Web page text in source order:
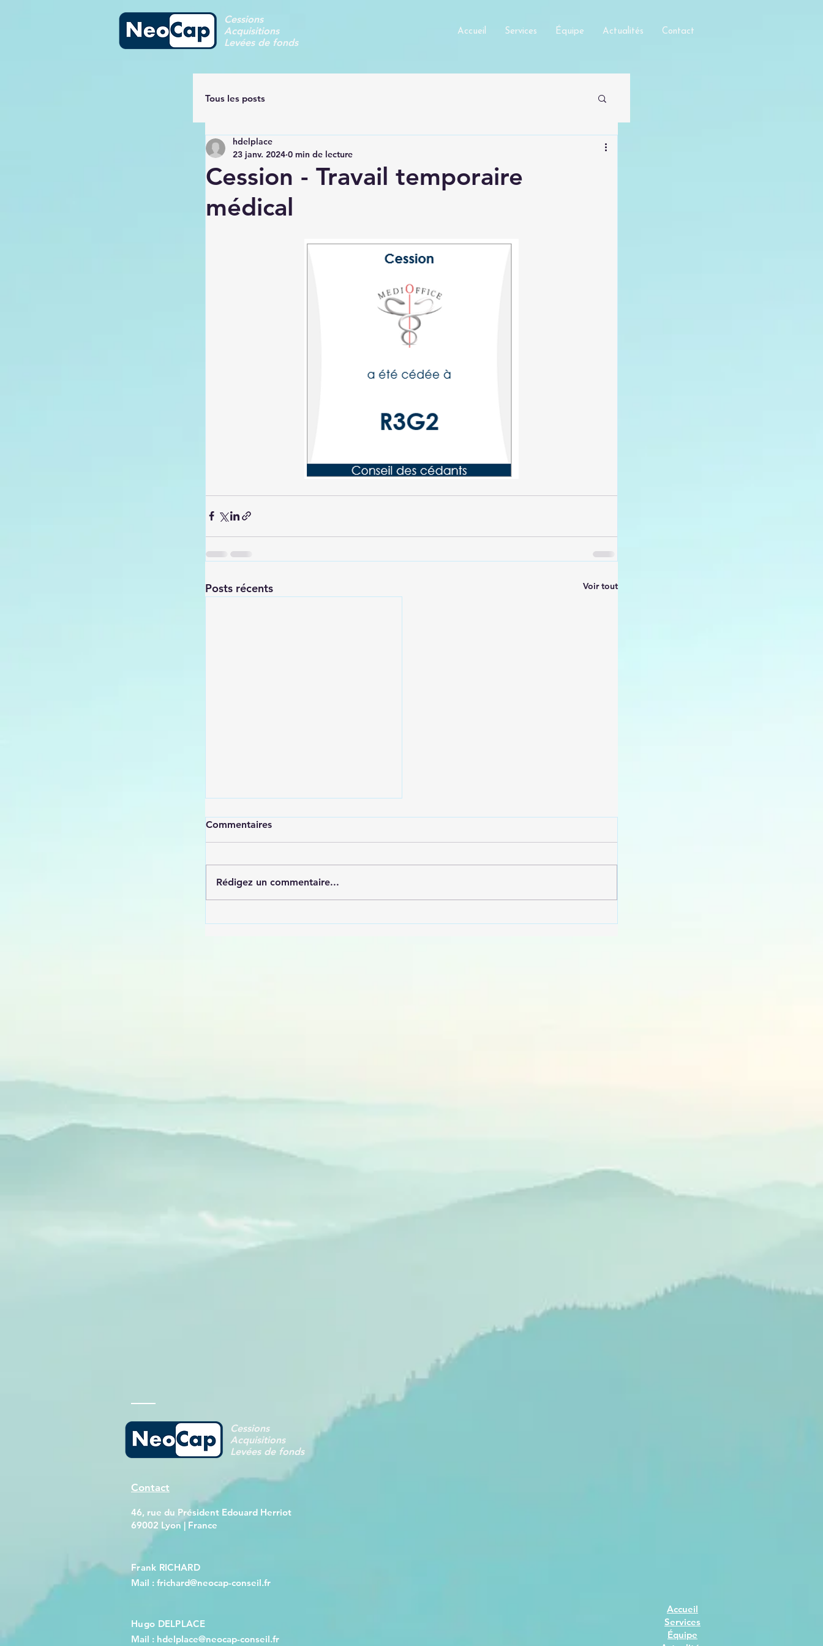
Accueil Services Équipe Actualités Contact
Cessions
Acquisitions
Levées de fonds
Tous les posts
Cession - Travail temporaire
médical
hdelplace
23 janv. 2024 0 min de lecture
Posts récents Voir tout
Commentaires
Rédigez un commentaire...
Cessions
Acquisitions
Levées de fonds
Contact
46, rue du Président Edouard Herriot
69002 Lyon | France
Frank RICHARD
Mail : frichard@neocap-conseil.fr
Hugo DELPLACE
Mail : hdelplace@neocap-conseil.fr
Accueil
Services
Équipe